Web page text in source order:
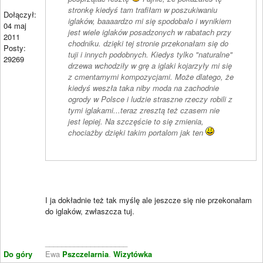
Dołączył:
04 maj
2011
Posty:
29269
Do góry
stronkę kiedyś tam trafiłam w poszukiwaniu
iglaków, baaaardzo mi się spodobało i wynikiem
jest wiele iglaków posadzonych w rabatach przy
chodniku. dzięki tej stronie przekonałam się do
tuji i innych podobnych. Kiedys tylko "naturalne"
drzewa wchodziły w grę a iglaki kojarzyły mi się
z cmentarnymi kompozycjami. Może dlatego, że
kiedyś weszła taka niby moda na zachodnie
ogrody w Polsce i ludzie straszne rzeczy robili z
tymi iglakami...teraz zresztą też czasem nie
jest lepiej. Na szczęście to się zmienia,
chociażby dzięki takim portalom jak ten
I ja dokładnie też tak myślę ale jeszcze się nie przekonałam
do iglaków, zwłaszcza tuj.
Ewa Pszczelarnia. Wizytówka